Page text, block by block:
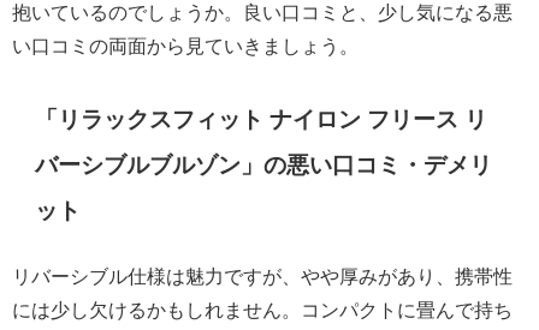
抱いているのでしょうか。良い口コミと、少し気になる悪
い口コミの両面から見ていきましょう。
「リラックスフィット ナイロン フリース リ
バーシブルブルゾン」の悪い口コミ・デメリ
ット
リバーシブル仕様は魅力ですが、やや厚みがあり、携帯性
には少し欠けるかもしれません。コンパクトに畳んで持ち